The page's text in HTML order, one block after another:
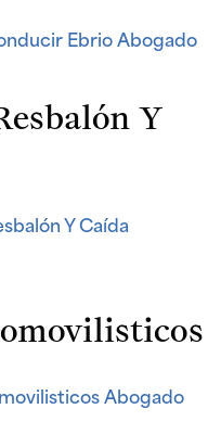
Ebrio Abogado
Y
Y Caída
Abogado